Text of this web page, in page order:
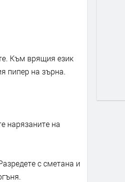
Към врящия език
пипер на зърна.
нарязаните на
с сметана и